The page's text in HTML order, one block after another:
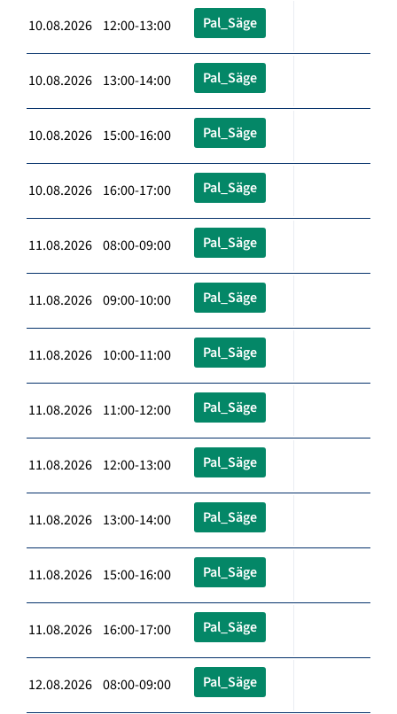
10.08.2026 12:00-13:00 Pal_Säge
10.08.2026 13:00-14:00 Pal_Säge
10.08.2026 15:00-16:00 Pal_Säge
10.08.2026 16:00-17:00 Pal_Säge
11.08.2026 08:00-09:00 Pal_Säge
11.08.2026 09:00-10:00 Pal_Säge
11.08.2026 10:00-11:00 Pal_Säge
11.08.2026 11:00-12:00 Pal_Säge
11.08.2026 12:00-13:00 Pal_Säge
11.08.2026 13:00-14:00 Pal_Säge
11.08.2026 15:00-16:00 Pal_Säge
11.08.2026 16:00-17:00 Pal_Säge
12.08.2026 08:00-09:00 Pal_Säge